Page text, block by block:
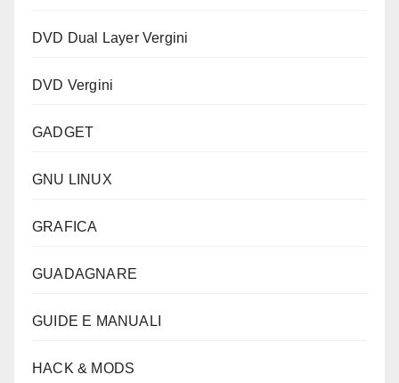
DVD Dual Layer Vergini
DVD Vergini
GADGET
GNU LINUX
GRAFICA
GUADAGNARE
GUIDE E MANUALI
HACK & MODS